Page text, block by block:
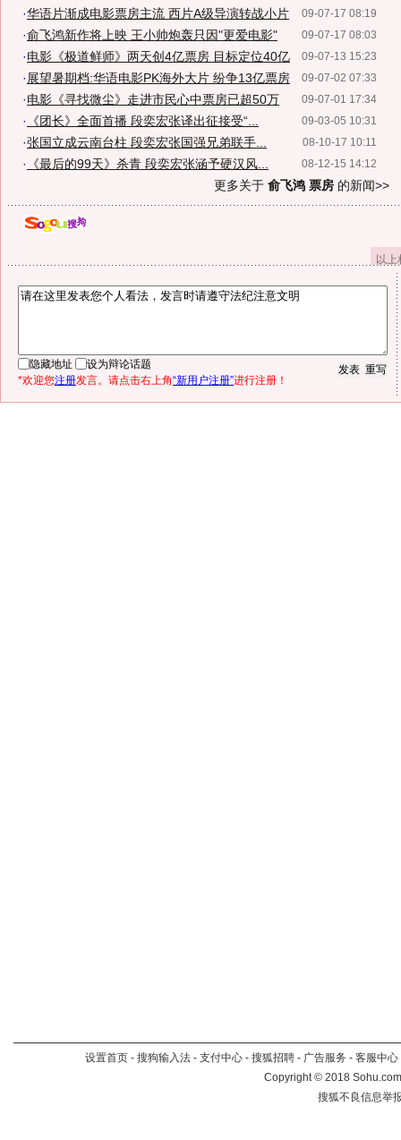
09-07-17 08:19
·华语片渐成电影票房主流 西片A级导演转战小片
09-07-17 08:03
·俞飞鸿新作将上映 王小帅炮轰只因"更爱电影"
09-07-13 15:23
·电影《极道鲜师》两天创4亿票房 目标定位40亿
09-07-02 07:33
· 展望暑期档:华语电影PK海外大片 纷争13亿票房
09-07-01 17:34
·电影《寻找微尘》走进市民心中票房已超50万
09-03-05 10:31
· 《团长》全面首播 段奕宏张译出征接受“...
08-10-17 10:11
·张国立成云南台柱 段奕宏张国强兄弟联手...
08-12-15 14:12
·
《最后的99天》杀青 段奕宏张涵予硬汉风...
更多关于 俞飞鸿 票房 的新闻>>
以
隐藏地址
设为辩论话题
*欢迎您注册发言。请点击右上角“新用户注册”进行注册！
设置首页 - 搜狗输入法 - 支付中心 - 搜狐招聘 - 广告服务 - 客服中心
Copyright©2018
搜狐不良信息举